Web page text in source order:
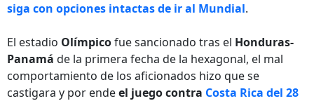
siga con opciones intactas de ir al Mundial.
El estadio Olímpicofue sancionado tras el Honduras-
Panamá de la primera fecha de la hexagonal, el mal
comportamiento de los aficionados hizo que se
castigara y por endeel juego contra Costa Rica del 28